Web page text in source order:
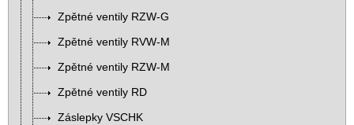
Zpětné ventily RZW-G
Zpětné ventily RVW-M
Zpětné ventily RZW-M
Zpětné ventily RD
Záslepky VSCHK